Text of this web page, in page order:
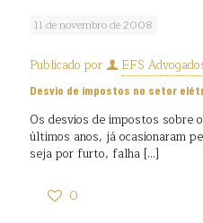
11 de novembro de 2008
Publicado por EFS
Desvio de impostos no setor
Os desvios de impostos sobre
últimos anos, já ocasionaram
seja por furto, falha […]
0